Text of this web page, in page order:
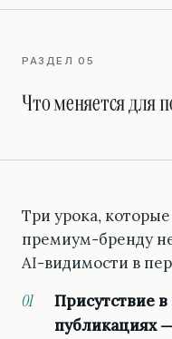
РАЗДЕЛ 05
Что меняется для
Три урока,
премиум-бренду
AI-видимости в
Присутствие
публикациях